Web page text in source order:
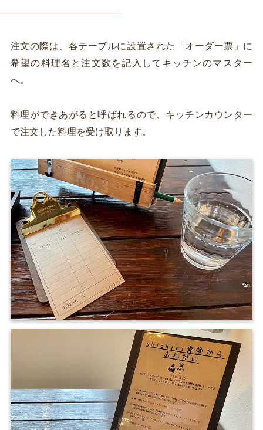
注文の際は、各テーブルに設置された「オーダー票」に
希望の料理名と注文数を記入してキッチンのマスター
へ。
料理ができあがると呼ばれるので、キッチンカウンター
で注文した料理を受け取ります。